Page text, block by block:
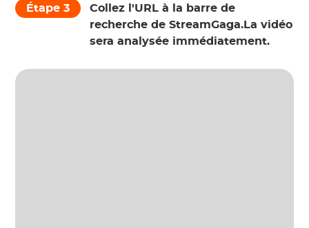
Étape 3
Collez l'URL à la barre de
recherche de StreamGaga.La vidéo
sera analysée immédiatement.